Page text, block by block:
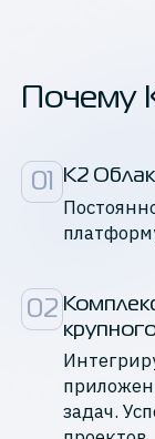
Почему
01 К2
02
задач.